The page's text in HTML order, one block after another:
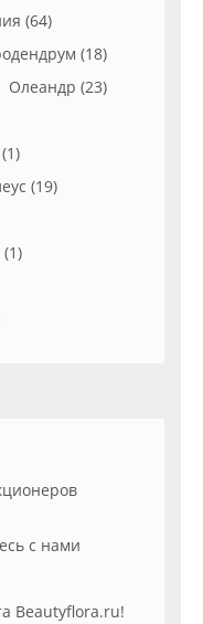
(64)
(18)
Олеандр (23)
(19)
с нами
Beautyflora.ru!